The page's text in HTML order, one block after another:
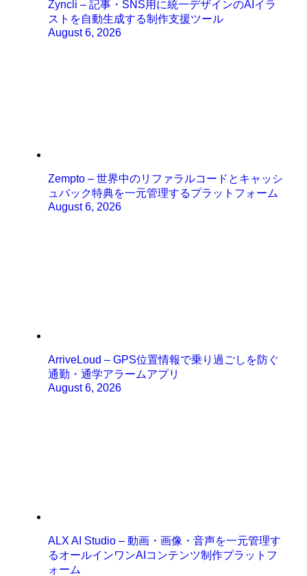
Zyncli – 記事・SNS用に統一デザインのAIイラ
ストを自動生成する制作支援ツール
August 6, 2026
Zempto – 世界中のリファラルコードとキャッシ
ュバック特典を一元管理するプラットフォーム
August 6, 2026
ArriveLoud – GPS位置情報で乗り過ごしを防ぐ
通勤・通学アラームアプリ
August 6, 2026
ALX AI Studio – 動画・画像・音声を一元管理す
るオールインワンAIコンテンツ制作プラットフ
ォーム